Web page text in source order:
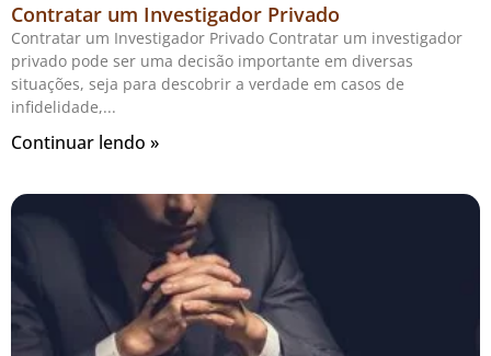
Contratar um Investigador Privado
Contratar um Investigador Privado Contratar um investigador
privado pode ser uma decisão importante em diversas
situações, seja para descobrir a verdade em casos de
infidelidade,
Continuar lendo »